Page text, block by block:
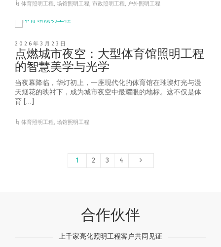
体育照明工程,场馆照明工程,市政照明工程, 户外照明工程
2026年3月23日
点燃城市夜空：大型体育馆照明工程
的智慧美学与光学
当夜幕降临，华灯初上，一座现代化的体育馆在璀璨灯光与漫
天烟花的映衬下，成为城市夜空中最耀眼的地标。这不仅是体
育 […]
体育照明工程,场馆照明工程
1 2 3 4
合作伙伴
上千家亮化照明工程客户共同见证